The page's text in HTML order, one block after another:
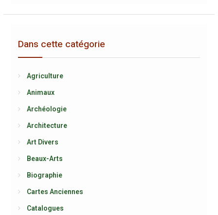
Dans cette catégorie
Agriculture
Animaux
Archéologie
Architecture
Art Divers
Beaux-Arts
Biographie
Cartes Anciennes
Catalogues